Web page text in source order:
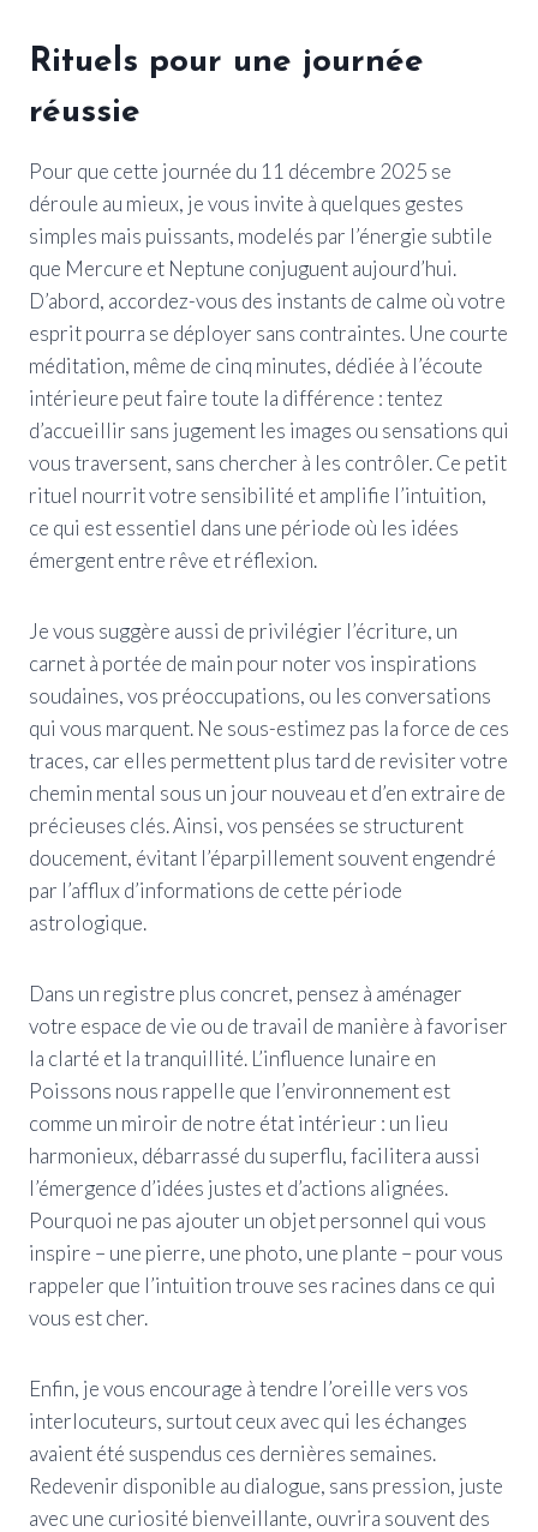
Rituels pour une journée
réussie
Pour que cette journée du 11 décembre 2025 se
déroule au mieux, je vous invite à quelques gestes
simples mais puissants, modelés par l’énergie subtile
que Mercure et Neptune conjuguent aujourd’hui.
D’abord, accordez-vous des instants de calme où votre
esprit pourra se déployer sans contraintes. Une courte
méditation, même de cinq minutes, dédiée à l’écoute
intérieure peut faire toute la différence : tentez
d’accueillir sans jugement les images ou sensations qui
vous traversent, sans chercher à les contrôler. Ce petit
rituel nourrit votre sensibilité et amplifie l’intuition,
ce qui est essentiel dans une période où les idées
émergent entre rêve et réflexion.
Je vous suggère aussi de privilégier l’écriture, un
carnet à portée de main pour noter vos inspirations
soudaines, vos préoccupations, ou les conversations
qui vous marquent. Ne sous-estimez pas la force de ces
traces, car elles permettent plus tard de revisiter votre
chemin mental sous un jour nouveau et d’en extraire de
précieuses clés. Ainsi, vos pensées se structurent
doucement, évitant l’éparpillement souvent engendré
par l’afflux d’informations de cette période
astrologique.
Dans un registre plus concret, pensez à aménager
votre espace de vie ou de travail de manière à favoriser
la clarté et la tranquillité. L’influence lunaire en
Poissons nous rappelle que l’environnement est
comme un miroir de notre état intérieur : un lieu
harmonieux, débarrassé du superflu, facilitera aussi
l’émergence d’idées justes et d’actions alignées.
Pourquoi ne pas ajouter un objet personnel qui vous
inspire – une pierre, une photo, une plante – pour vous
rappeler que l’intuition trouve ses racines dans ce qui
vous est cher.
Enfin, je vous encourage à tendre l’oreille vers vos
interlocuteurs, surtout ceux avec qui les échanges
avaient été suspendus ces dernières semaines.
Redevenir disponible au dialogue, sans pression, juste
avec une curiosité bienveillante, ouvrira souvent des